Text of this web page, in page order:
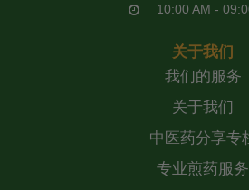
10:00 AM -
关于我们
我们的服务
关于我们
中医药分享专
专业煎药服务